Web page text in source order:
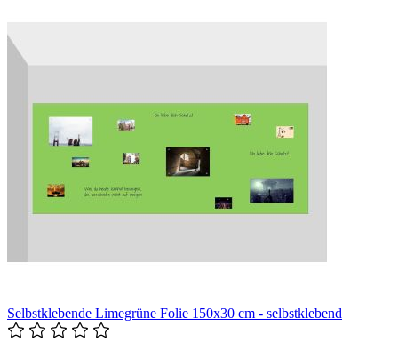
Selbstklebende Limegrüne Folie 150x30 cm - selbstklebend